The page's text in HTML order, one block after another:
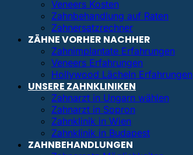
Veneers Kosten
Zahnbehandlung auf Raten
Zahnersatzrechner
ZÄHNE VORHER NACHHER
Zahnimplantate Erfahrungen
Veneers Erfahrungen
Hollywood Lächeln Erfahrungen
UNSERE ZAHNKLINIKEN
Zahnarzt in Ungarn wählen
Zahnarzt in Sopron
Zahnklinik in Wien
Zahnklinik in Budapest
ZAHNBEHANDLUNGEN